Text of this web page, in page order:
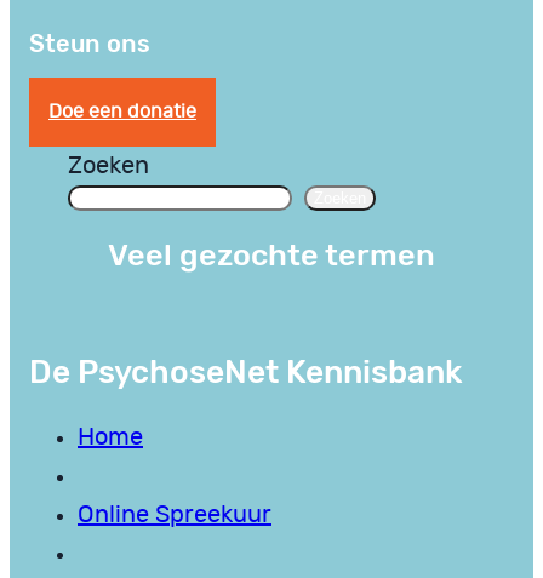
Steun ons
Doe een donatie
Zoeken
Veel gezochte termen
De PsychoseNet Kennisbank
Home
Online Spreekuur